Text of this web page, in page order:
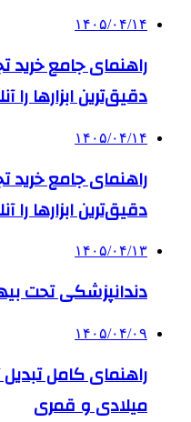
۱۴۰۵/۰۴/۱۴
راهنمای جامع خرید
دقیق‌ترین ابزارها را
۱۴۰۵/۰۴/۱۴
راهنمای جامع خرید
دقیق‌ترین ابزارها را
۱۴۰۵/۰۴/۱۳
دندانپزشکی تحت
۱۴۰۵/۰۴/۰۹
راهنمای کامل
میلادی و قمری